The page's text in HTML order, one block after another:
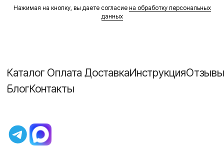
Нажимая на кнопку, вы даете согласие на обработку персональных
данных